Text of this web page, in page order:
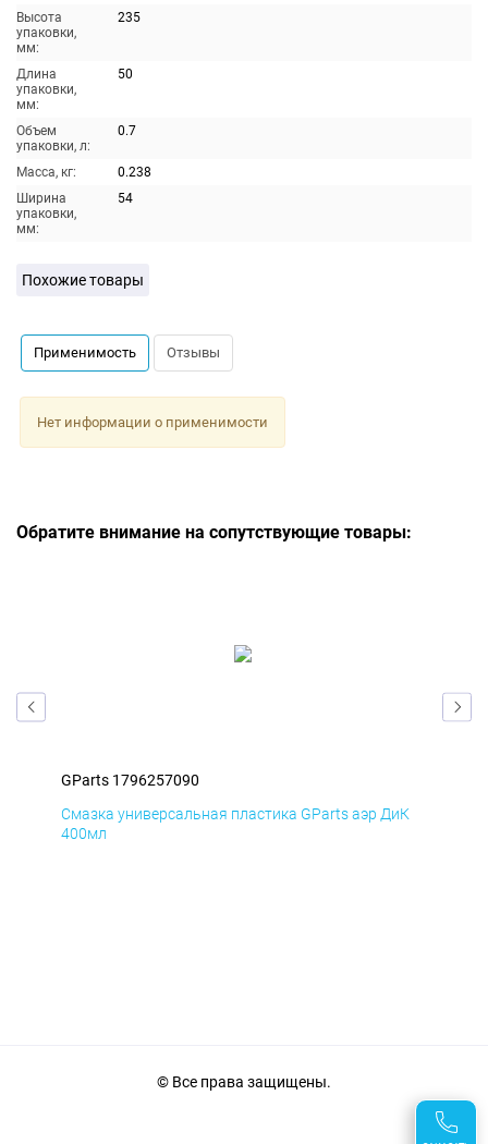
Высота
упаковки,
мм:
235
Длина
упаковки,
мм:
50
Объем
упаковки, л:
0.7
Масса, кг:
0.238
Ширина
упаковки,
мм:
54
Похожие товары
Применимость Отзывы
Нет информации о применимости
Обратите внимание на сопутствующие товары:
GParts 1796257090
Смазка универсальная пластика GParts аэр ДиК
400мл
© Все права защищены.